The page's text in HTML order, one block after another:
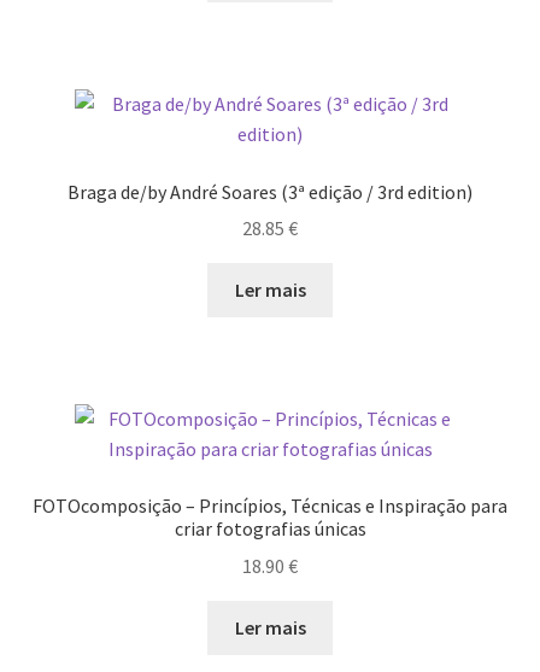
Braga de/by André Soares (3ª edição / 3rd edition)
28.85 €
Ler mais
FOTOcomposição – Princípios, Técnicas e Inspiração para
criar fotografias únicas
18.90 €
Ler mais